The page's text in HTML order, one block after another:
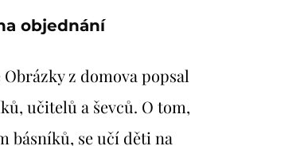
objednání
z domova popsal
učitelů a ševců. O tom,
básníků, se učí děti na